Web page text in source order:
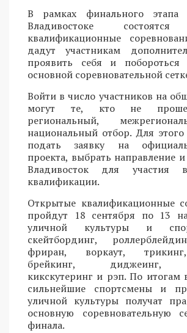
В рамках финального этапа
Владивостоке
квалификационные
дадут участникам
проявить себя и
основной соревновательной
Войти в число участников на
могут те, кто не
региональный,
национальный отбор. Для
подать заявку на
проекта, выбрать направление
Владивосток для участия
квалификации.
Открытые квалификационные
пройдут 18 сентября по 13
уличной культуры и
скейтбординг,
фриран, воркаут,
брейкинг, диджеинг,
кикскутеринг и рэп. По итогам
сильнейшие спортсмены и
уличной культуры получат
основную соревновательную
финала.